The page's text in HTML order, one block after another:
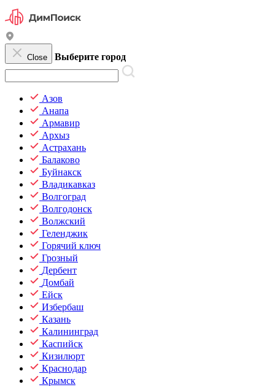
Close Выберите город
Азов
Анапа
Армавир
Архыз
Астрахань
Балаково
Буйнакск
Владикавказ
Волгоград
Волгодонск
Волжский
Геленджик
Горячий ключ
Грозный
Дербент
Домбай
Ейск
Избербаш
Казань
Калининград
Каспийск
Кизилюрт
Краснодар
Крымск